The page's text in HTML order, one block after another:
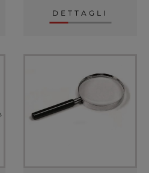
DETTAGLI